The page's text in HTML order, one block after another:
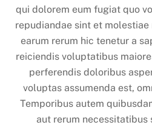
qui dolorem eum fugiat quo
repudiandae sint et
earum rerum hic tenetur a
reiciendis voluptatibus
perferendis doloribus
voluptas assumenda est,
Temporibus autem
aut rerum necessitatibus